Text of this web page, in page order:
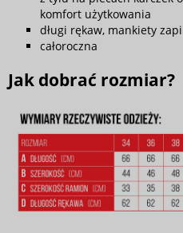
komfort użytkowania
długi rękaw, mankiety
całoroczna
Jak dobrać rozmiar?